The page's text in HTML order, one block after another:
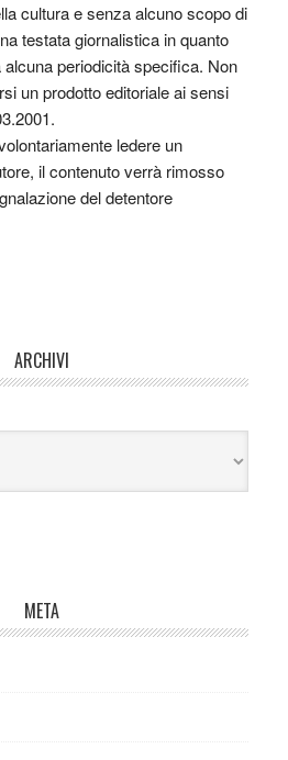
cultura e senza alcuno scopo di
testata giornalistica in quanto
periodicità specifica. Non
un prodotto editoriale ai sensi
ledere un
il contenuto verrà rimosso
del detentore
ARCHIVI
META